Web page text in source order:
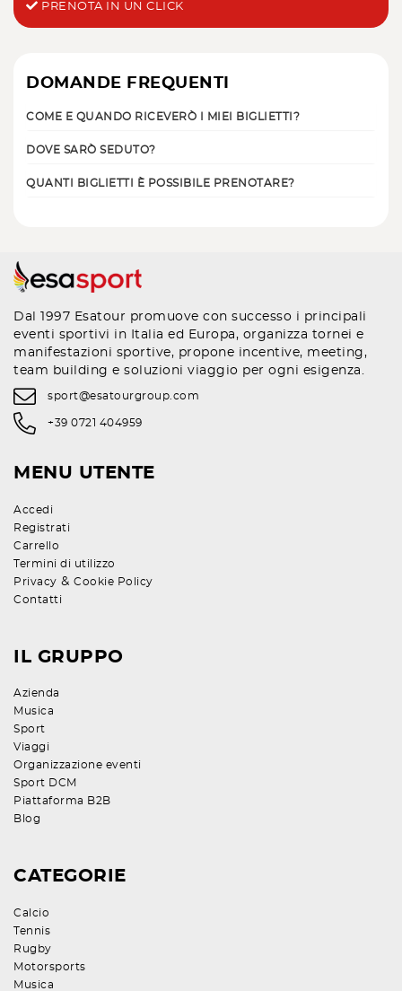
PRENOTA IN UN CLICK
DOMANDE FREQUENTI
COME E QUANDO RICEVERÒ I MIEI BIGLIETTI?
DOVE SARÒ SEDUTO?
QUANTI BIGLIETTI È POSSIBILE PRENOTARE?
Dal 1997 Esatour promuove con successo i principali
eventi sportivi in Italia ed Europa, organizza tornei e
manifestazioni sportive, propone incentive, meeting,
team building e soluzioni viaggio per ogni esigenza.
sport@esatourgroup.com
+39 0721 404959
MENU UTENTE
Accedi
Registrati
Carrello
Termini di utilizzo
Privacy & Cookie Policy
Contatti
IL GRUPPO
Azienda
Musica
Sport
Viaggi
Organizzazione eventi
Sport DCM
Piattaforma B2B
Blog
CATEGORIE
Calcio
Tennis
Rugby
Motorsports
Musica